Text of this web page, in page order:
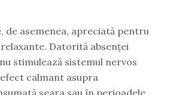
de asemenea, apreciată pentru
Datorită absenței
stimulează sistemul nervos
calmant asupra
seara sau în perioadele